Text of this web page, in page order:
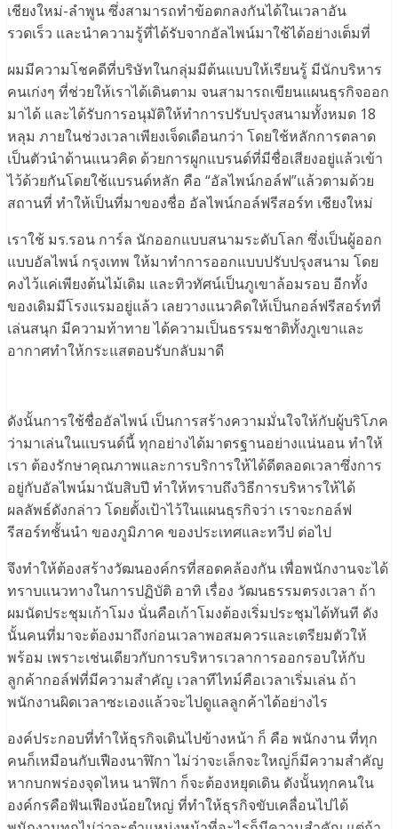
เชียงใหม่-ลำพูน ซึ่งสามารถทำข้อตกลงกันได้ในเวลาอัน
รวดเร็ว และนำความรู้ที่ได้รับจากอัลไพน์มาใช้ได้อย่างเต็มที่
ผมมีความโชคดีที่บริษัทในกลุ่มมีต้นแบบให้เรียนรู้ มีนักบริหาร
คนเก่งๆ ที่ช่วยให้เราได้เดินตาม จนสามารถเขียนแผนธุรกิจออก
มาได้ และได้รับการอนุมัติให้ทำการปรับปรุงสนามทั้งหมด 18
หลุม ภายในช่วงเวลาเพียงเจ็ดเดือนกว่า โดยใช้หลักการตลาด
เป็นตัวนำด้านแนวคิด ด้วยการผูกแบรนด์ที่มีชื่อเสียงอยู่แล้วเข้า
ไว้ด้วยกันโดยใช้แบรนด์หลัก คือ “อัลไพน์กอล์ฟ”แล้วตามด้วย
สถานที่ ทำให้เป็นที่มาของชื่อ อัลไพน์กอล์ฟรีสอร์ท เชียงใหม่
เราใช้ มร.รอน การ์ล นักออกแบบสนามระดับโลก ซึ่งเป็นผู้ออก
แบบอัลไพน์ กรุงเทพ ให้มาทำการออกแบบปรับปรุงสนาม โดย
คงไว้แค่เพียงต้นไม้เดิม และทิวทัศน์เป็นภูเขาล้อมรอบ อีกทั้ง
ของเดิมมีโรงแรมอยู่แล้ว เลยวางแนวคิดให้เป็นกอล์ฟรีสอร์ทที่
เล่นสนุก มีความท้าทาย ได้ความเป็นธรรมชาติทั้งภูเขาและ
อากาศทำให้กระแสตอบรับกลับมาดี
ดังนั้นการใช้ชื่ออัลไพน์ เป็นการสร้างความมั่นใจให้กับผู้บริโภค
ว่ามาเล่นในแบรนด์นี้ ทุกอย่างได้มาตรฐานอย่างแน่นอน ทำให้
เรา ต้องรักษาคุณภาพและการบริการให้ได้ดีตลอดเวลาซึ่งการ
อยู่กับอัลไพน์มานับสิบปี ทำให้ทราบถึงวิธีการบริหารให้ได้
ผลลัพธ์ดังกล่าว โดยตั้งเป้าไว้ในแผนธุรกิจว่า เราจะกอล์ฟ
รีสอร์ทชั้นนำ ของภูมิภาค ของประเทศและทวีป ต่อไป
จึงทำให้ต้องสร้างวัฒนองค์กรที่สอดคล้องกัน เพื่อพนักงานจะได้
ทราบแนวทางในการปฏิบัติ อาทิ เรื่อง วัฒนธรรมตรงเวลา ถ้า
ผมนัดประชุมเก้าโมง นั่นคือเก้าโมงต้องเริ่มประชุมได้ทันที ดัง
นั้นคนที่มาจะต้องมาถึงก่อนเวลาพอสมควรและเตรียมตัวให้
พร้อม เพราะเช่นเดียวกับการบริหารเวลาการออกรอบให้กับ
ลูกค้ากอล์ฟที่มีความสำคัญ เวลาทีไทม์คือเวลาเริ่มเล่น ถ้า
พนักงานผิดเวลาซะเองแล้วจะไปดูแลลูกค้าได้อย่างไร
องค์ประกอบที่ทำให้ธุรกิจเดินไปข้างหน้า ก็ คือ พนักงาน ที่ทุก
คนก็เหมือนกับเฟืองนาฬิกา ไม่ว่าจะเล็กจะใหญ่ก็มีความสำคัญ
หากบกพร่องจุดไหน นาฬิกา ก็จะต้องหยุดเดิน ดังนั้นทุกคนใน
องค์กรคือฟันเฟืองน้อยใหญ่ ที่ทำให้ธุรกิจขับเคลื่อนไปได้